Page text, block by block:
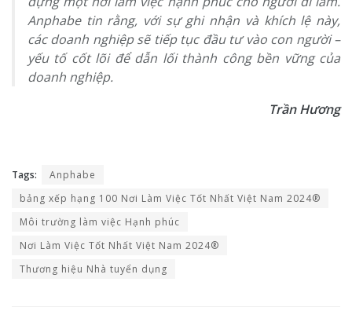
Anphabe tin rằng, với sự ghi nhận và khích lệ này,
các doanh nghiệp sẽ tiếp tục đầu tư vào con người –
yếu tố cốt lõi để dẫn lối thành công bền vững của
doanh nghiệp.
Trần Hương
Tags:
Anphabe
bảng xếp hạng 100 Nơi Làm Việc Tốt Nhất Việt Nam 2024®
Môi trường làm việc Hạnh phúc
Nơi Làm Việc Tốt Nhất Việt Nam 2024®
Thương hiệu Nhà tuyển dụng